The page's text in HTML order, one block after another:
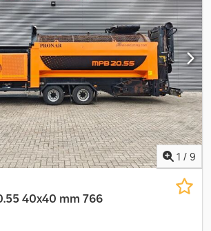
883 sikteverk = Ek Bilgiler = Daha fazla
ile iletişime geçiniz.
1 / 9
40x40 mm 766